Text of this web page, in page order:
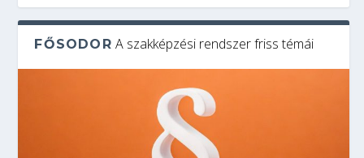
FŐSODOR A szakképzési rendszer friss témái